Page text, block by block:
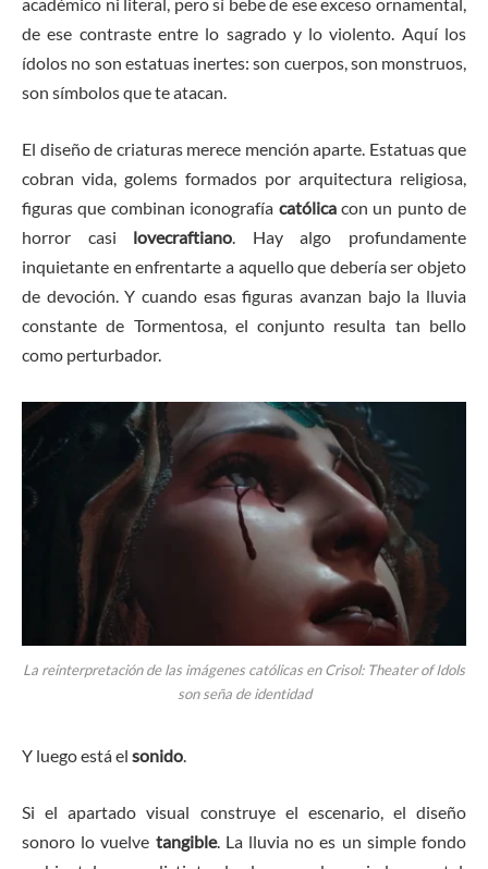
académico ni literal, pero sí bebe de ese exceso ornamental,
de ese contraste entre lo sagrado y lo violento. Aquí los
ídolos no son estatuas inertes: son cuerpos, son monstruos,
son símbolos que te atacan.
El diseño de criaturas merece mención aparte. Estatuas que
cobran vida, golems formados por arquitectura religiosa,
figuras que combinan iconografía católicacon un punto de
horror casi lovecraftiano. Hay algo profundamente
inquietante en enfrentarte a aquello que debería ser objeto
de devoción. Y cuando esas figuras avanzan bajo la lluvia
constante de Tormentosa, el conjunto resulta tan bello
como perturbador.
La reinterpretación de las imágenes católicas en Crisol: Theater of Idols
son seña de identidad
Y luego está el sonido.
Si el apartado visual construye el escenario, el diseño
sonoro lo vuelve tangible. La lluvia no es un simple fondo